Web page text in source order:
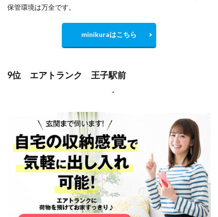
保管環境は万全です。
minikuraはこちら
9位 エアトランク 王子駅前